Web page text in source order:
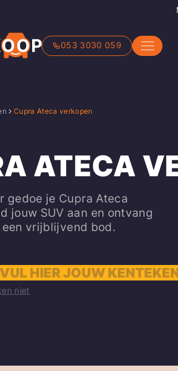
053 3030 059
Cupra Ateca verkopen
ATECA
gedoe je Cupra Ateca
jouw SUV aan en ontvang
vrijblijvend bod.
niet